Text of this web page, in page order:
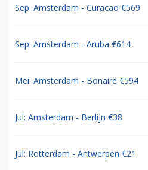
Sep: Amsterdam - Curacao €569
Sep: Amsterdam - Aruba €614
Mei: Amsterdam - Bonaire €594
Jul: Amsterdam - Berlijn €38
Jul: Rotterdam - Antwerpen €21